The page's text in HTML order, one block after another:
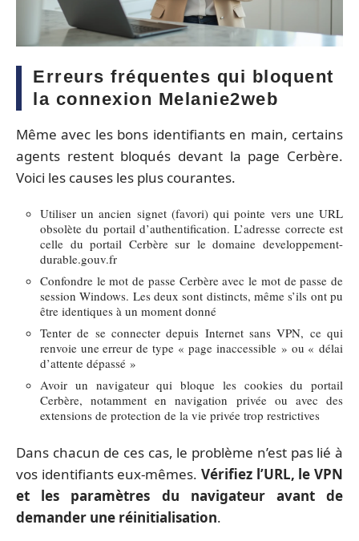
Erreurs fréquentes qui bloquent
la connexion Melanie2web
Même avec les bons identifiants en main, certains
agents restent bloqués devant la page Cerbère.
Voici les causes les plus courantes.
Utiliser un ancien signet (favori) qui pointe vers une URL
obsolète du portail d’authentification. L’adresse correcte est
celle du portail Cerbère sur le domaine developpement-
durable.gouv.fr
Confondre le mot de passe Cerbère avec le mot de passe de
session Windows. Les deux sont distincts, même s’ils ont pu
être identiques à un moment donné
Tenter de se connecter depuis Internet sans VPN, ce qui
renvoie une erreur de type « page inaccessible » ou « délai
d’attente dépassé »
Avoir un navigateur qui bloque les cookies du portail
Cerbère, notamment en navigation privée ou avec des
extensions de protection de la vie privée trop restrictives
Dans chacun de ces cas, le problème n’est pas lié à
vos identifiants eux-mêmes. Vérifiez l’URL, le VPN
et les paramètres du navigateur avant de
demander une réinitialisation.